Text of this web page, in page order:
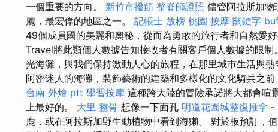
一個重要的方向。 新竹市撥筋 整脊師證照 儘管阿拉斯加物
麗，最宏偉的地區之一。 記帳士 放榜 桃園 按摩 關鍵字
49個成員國的美麗和奧秘，從而為勇敢的旅行者和自然愛
Travel將此類個人數據告知接收者有關客戶個人數據的限制
光海灘，與我們保持激動人心的旅程，在那里城市生活與熱
阿密迷人的海灘，裝飾藝術的建築和多樣化的文化騎兵之
台南 外燴 ptt 學習按摩 這種跨大陸的冒險承諾將大都會喧
上最好的。 大里 整骨 想像一下面孔 明道花園城整復推拿 -
鹿，或在阿拉斯加野生動植物中看到海獺。 對於板預訂，